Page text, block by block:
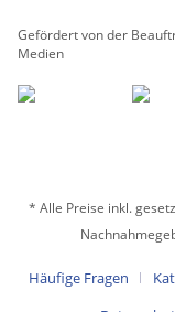
Gefördert von der
Medien
* Alle Preise inkl.
Häufige Fragen